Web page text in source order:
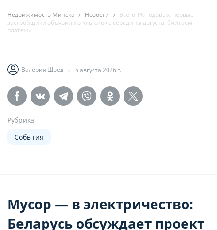
Недвижимость Минска Новости
Всего 1% годовых: первые
застройщики объявили о «льготе» с середины августа. Считаем
платежи
Валерия Швед 5 августа 2026 г.
Рубрика
События
Мусор — в электричество:
Беларусь обсуждает проект